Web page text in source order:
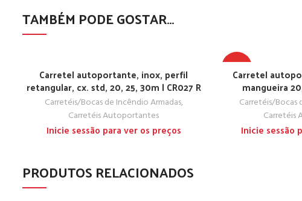
TAMBÉM PODE GOSTAR…
Carretel autoportante, inox, perfil
retangular, cx. std, 20, 25, 30m | CR027 R
Carretéis/Bocas de Incêndio Armadas,
Carretéis Autoportantes
Inicie sessão para ver os preços
TOP
Carretel
mangueira
Carretéis/Bocas
Carretéis
Inicie sessão
PRODUTOS RELACIONADOS